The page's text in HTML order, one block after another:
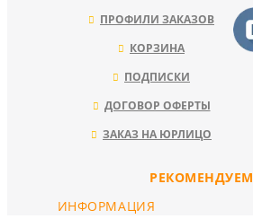
ПРОФИЛИ ЗАКАЗОВ
КОРЗИНА
ПОДПИСКИ
ДОГОВОР ОФЕРТЫ
ЗАКАЗ НА ЮРЛИЦО
РЕКОМЕНДУЕМ
ИНФОРМАЦИЯ